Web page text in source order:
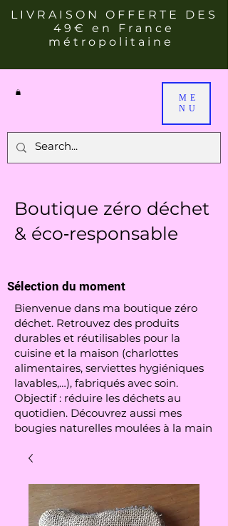
LIVRAISON OFFERTE DES
49€ en France
métropolitaine
ME
NU
Sélection du moment
Boutique zéro déchet
& éco‑responsable
Bienvenue dans ma boutique zéro
déchet. Retrouvez des produits
durables et réutilisables pour la
cuisine et la maison (charlottes
alimentaires, serviettes hygiéniques
lavables,…), fabriqués avec soin.
Objectif : réduire les déchets au
quotidien. Découvrez aussi mes
bougies naturelles moulées à la main